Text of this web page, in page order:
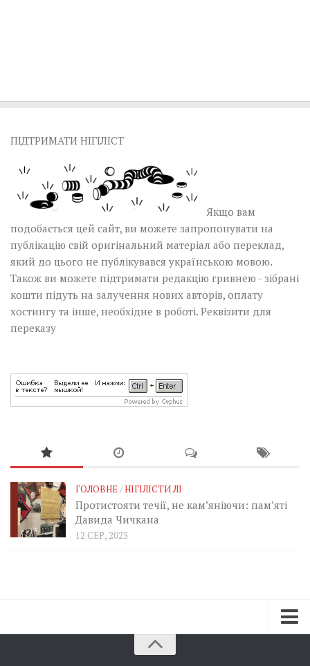
ПІДТРИМАТИ НІГІЛІСТ
Якщо вам
подобається цей сайт, ви можете запропонувати на
публікацію свій оригінальний матеріал або переклад,
який до цього не публікувався українською мовою.
Також ви можете підтримати редакцію гривнею - зібрані
кошти підуть на залучення нових авторів, оплату
хостингу та інше, необхідне в роботі. Реквізити для
переказу
ГОЛОВНЕ/НІГІЛІСТИ ЛІ
Протистояти течії, не кам’яніючи: пам’яті
Давида Чичкана
12 СЕР, 2025